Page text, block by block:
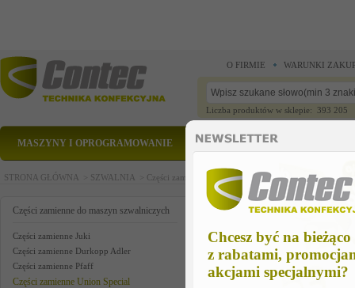
Chcesz być na bieżąco
z rabatami,
akcjami specjalnymi?
O FIRMIE WARUNKI
Liczba produktów w sklepie: 393 205
MASZYNY I OPROGRAMOWANIE CZĘŚCI ZAMIENNE
STRONA GŁÓWNA > SZWALNIA > Części zamienne do maszyn szwalniczych >Części
Części zamienne do maszyn szwalniczych
Części zamienne Juki
Części zamienne Durkopp Adler
Części zamienne Pfaff
Części zamienne Union Special
pr ft lifter us